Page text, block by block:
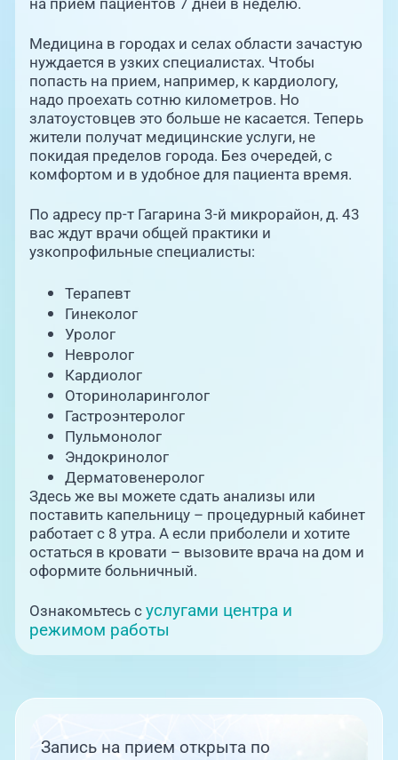
Новости
Пациентам
PreventAGE
+7 (351) 220-00-03
+7 (7142) 927-003
Справочный телефон для
жителей Казахстана
Медицина в городах и селах области зачастую
нуждается в узких специалистах. Чтобы
попасть на прием, например, к кардиологу,
надо проехать сотню километров. Но
златоустовцев это больше не касается. Теперь
жители получат медицинские услуги, не
покидая пределов города. Без очередей, с
комфортом и в удобное для пациента время.
По адресу пр-т Гагарина 3-й микрорайон, д. 43
вас ждут врачи общей практики и
узкопрофильные специалисты:
Терапевт
Гинеколог
Уролог
Невролог
Кардиолог
Оториноларинголог
Гастроэнтеролог
Пульмонолог
Эндокринолог
Дерматовенеролог
Здесь же вы можете сдать анализы или
поставить капельницу – процедурный кабинет
работает с 8 утра. А если приболели и хотите
остаться в кровати – вызовите врача на дом и
оформите больничный.
Ознакомьтесь суслугами центра и
режимом работы
Запись на прием открыта по